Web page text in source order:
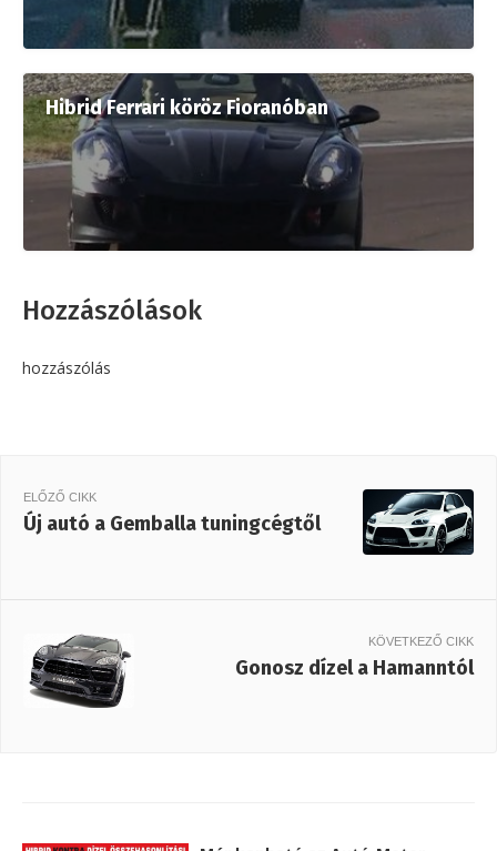
Hibrid Ferrari köröz Fioranóban
Hozzászólások
hozzászólás
ELŐZŐ CIKK
Új autó a Gemballa tuningcégtől
KÖVETKEZŐ CIKK
Gonosz dízel a Hamanntól